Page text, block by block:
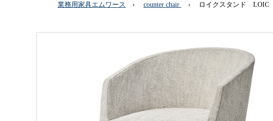
業務用家具エムワース counter chair ロイクスタンド LOIC